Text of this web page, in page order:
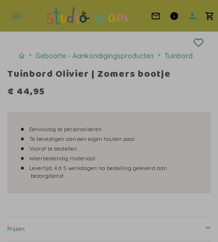
Geboorte - Aankondigingsproducten Tuinbord
Tuinbord Olivier | Zomers bootje
€ 44,95
Eenvoudig te personaliseren
Te bevestigen aan een eigen houten paal
Vooraf te bestellen
Weerbestendig materiaal
Levertijd: 4 à 5 werkdagen na bestelling geleverd aan
bezorgdienst
Prijzen